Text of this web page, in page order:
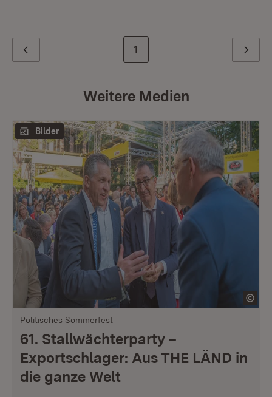
Zur letzten Seite
1 Weiter
Weitere Medien
Bilder
Politisches Sommerfest
61. Stallwächterparty –
Exportschlager: Aus THE LÄND in
die ganze Welt